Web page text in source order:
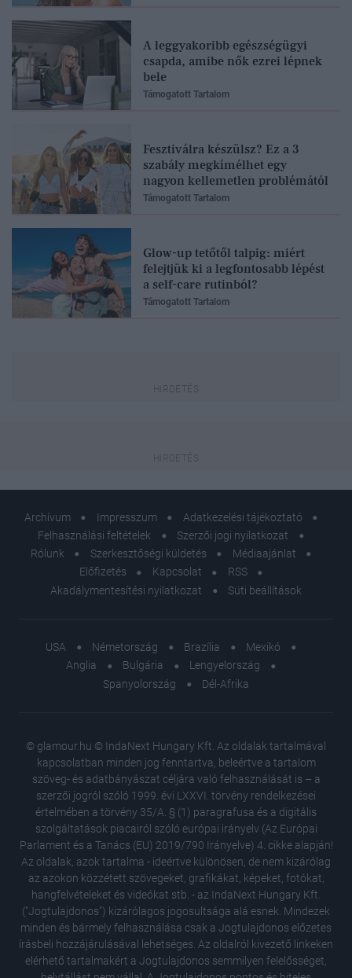
A leggyakoribb egészségügyi
csapda, amibe nők ezrei lépnek
bele
Támogatott Tartalom
Fesztiválra készülsz? Ez a 3
szabály megkímélhet egy
nagyon kellemetlen problémától
Támogatott Tartalom
Glow-up tetőtől talpig: miért
felejtjük ki a legfontosabb lépést
a self-care rutinból?
Támogatott Tartalom
Archívum Impresszum
Adatkezelési tájékoztató
Felhasználási feltételek
Szerzői jogi nyilatkozat
Rólunk
Szerkesztőségi küldetés
Médiaajánlat
Előfizetés
Kapcsolat
RSS
Akadálymentesítési nyilatkozat
Süti beállítások
USA Németország Brazília
Mexikó
Anglia
Bulgária
Lengyelország
Spanyolország
Dél-Afrika
© glamour.hu © IndaNext Hungary Kft. Az oldalak tartalmával
kapcsolatban minden jog fenntartva, beleértve a tartalom
szöveg- és adatbányászat céljára való felhasználását is – a
szerzői jogról szóló 1999. évi LXXVI. törvény rendelkezései
értelmében a törvény 35/A. § (1) paragrafusa és a digitális
szolgáltatások piacairól szóló európai irányelv (Az Európai
Parlament és a Tanács (EU) 2019/790 Irányelve) 4. cikke alapján!
Az oldalak, azok tartalma - ideértve különösen, de nem kizárólag
az azokon közzétett szövegeket, grafikákat, képeket, fotókat,
hangfelvételeket és videókat stb. - az IndaNext Hungary Kft.
("Jogtulajdonos") kizárólagos jogosultsága alá esnek. Mindezek
minden és bármely felhasználása csak a Jogtulajdonos előzetes
írásbeli hozzájárulásával lehetséges. Az oldalról kivezető linkeken
elérhető tartalmakért a Jogtulajdonos semmilyen felelősséget,